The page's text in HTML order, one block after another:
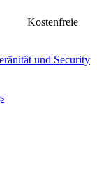
Kostenfreie
und Security